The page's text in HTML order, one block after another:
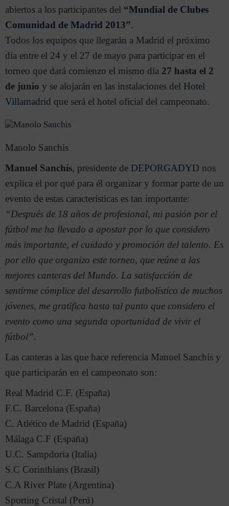
abiertos a los participantes del “Mundial de Clubes
Comunidad de Madrid 2013”.
Todos los equipos que llegarán a Madrid el próximo
día entre el 24 y el 27 de mayo para participar en el
torneo que dará comienzo el mismo día 27 hasta el 2
de junio y se alojarán en las instalaciones del Hotel
Villamadrid que será el hotel oficial del campeonato.
Manolo Sanchis
Manuel Sanchís, presidente de DEPORGADYD nos
explica el por qué para él organizar y formar parte de un
evento de estas características es tan importante:
“Después de 18 años de profesional, mi pasión por el
fútbol me ha llevado a apostar por lo que considero
más importante, el cuidado y promoción del talento. Es
por ello que organizo este torneo, que reúne a las
mejores canteras del Mundo. La satisfacción de
sentirme cómplice del desarrollo futbolístico de muchos
jóvenes, me gratifica hasta tal punto que considero el
evento como una segunda oportunidad de vivir el
fútbol”.
Las canteras a las que hace referencia Manuel Sanchís y
que participarán en el campeonato son:
Real Madrid C.F. (España)
F.C. Barcelona (España)
C. Atlético de Madrid (España)
Málaga C.F (España)
U.C. Sampdoria (Italia)
S.C Corinthians (Brasil)
C.A River Plate (Argentina)
Sporting Cristal (Perú)